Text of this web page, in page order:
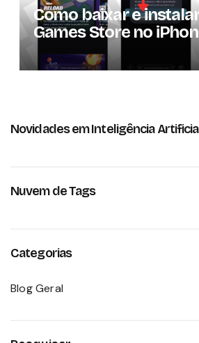
Como baixar e
Games Store no
Novidades em Inteligência
Nuvem de Tags
Categorias
Blog Geral